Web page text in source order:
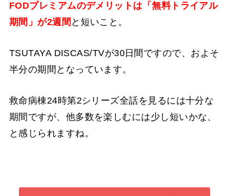
FODプレミアムのデメリットは「無料トライアル
期間」が2週間 と短いこと。
TSUTAYA DISCAS/TVが30日間ですので、およそ
半分の期間となっています。
救命病棟24時第2シリーズ全話を見るには十分な
期間ですが、他多数を楽しむには少し短いかな、
と感じられますね。